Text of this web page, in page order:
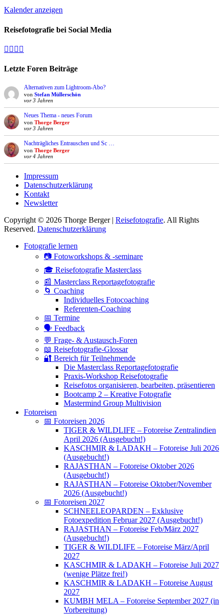
Kalender anzeigen
Reisefotografie bei Social Media
Facebook
Vimeo
YouTube
Letzte Foren Beiträge
Alternativen zum Lightroom-Abo?
von Stefan Müllerschön
vor 3 Jahren
Neues Thema - neues Forum
von Thorge Berger
vor 3 Jahren
Nachträgliches Entrauschen und Sc …
von Thorge Berger
vor 4 Jahren
Impressum
Datenschutzerklärung
Kontakt
Newsletter
Copyright © 2026 Thorge Berger | Reisefotografie. All Rights
Reserved. Datenschutzerklärung
scrollenFotografie lernen
📷 Fotoworkshops & -seminare
🎓 Reisefotografie Masterclass
📰 Masterclass Reportagefotografie
🌀 Coaching
Individuelles Fotocoaching
Referenten-Coaching
📅 Termine
🗣 Feedback
💬 Frage- & Austausch-Foren
📖 Reisefotografie-Glossar
🔐 Bereich für Teilnehmende
Die Masterclass Reportagefotografie
Praxis-Workshop Reisefotografie
Reisefotos organisieren, bearbeiten, präsentieren
Bootcamp 2 – Kreative Fotografie
Mastermind Group Multivision
Fotoreisen
📅 Fotoreisen 2026
TIGER & WILDLIFE – Fotoreise Zentralindien
April 2026 (Ausgebucht!)
KASCHMIR & LADAKH – Fotoreise Juli 2026
(Ausgebucht!)
RAJASTHAN – Fotoreise Oktober 2026
(Ausgebucht!)
RAJASTHAN – Fotoreise Oktober/November
2026 (Ausgebucht!)
📅 Fotoreisen 2027
SCHNEELEOPARDEN – Exklusive
Fotoexpedition Februar 2027 (Ausgebucht!)
RAJASTHAN – Fotoreise Feb/März 2027
(Ausgebucht!)
TIGER & WILDLIFE – Fotoreise März/April
2027
KASCHMIR & LADAKH – Fotoreise Juli 2027
(wenige Plätze frei!)
KASCHMIR & LADAKH – Fotoreise August
2027
KUMBH MELA – Fotoreise September 2027 (in
Vorbereitung)